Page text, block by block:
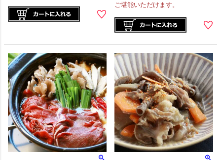
ご堪能いただけます。